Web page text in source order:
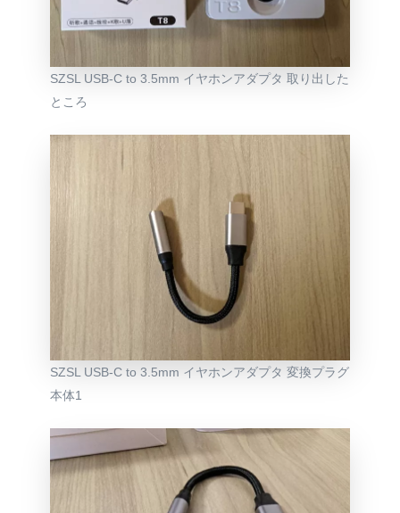
SZSL USB-C to 3.5mm イヤホンアダプタ 取り出した
ところ
SZSL USB-C to 3.5mm イヤホンアダプタ 変換プラグ
本体1